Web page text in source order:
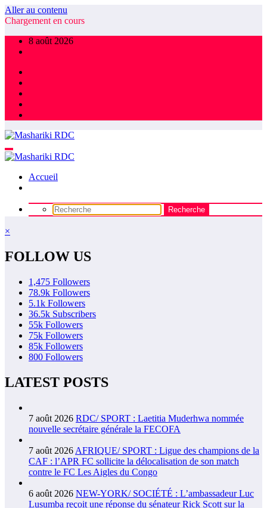
Aller au contenu
Chargement en cours
8 août 2026
Accueil
×
FOLLOW US
1,475 Followers
78.9k Followers
5.1k Followers
36.5k Subscribers
55k Followers
75k Followers
85k Followers
800 Followers
LATEST POSTS
7 août 2026 RDC/ SPORT : Laetitia Muderhwa nommée
nouvelle secrétaire générale la FECOFA
7 août 2026 AFRIQUE/ SPORT : Ligue des champions de la
CAF : l’APR FC sollicite la délocalisation de son match
contre le FC Les Aigles du Congo
6 août 2026 NEW-YORK/ SOCIÉTÉ : L’ambassadeur Luc
Lusumba reçoit une réponse du sénateur Rick Scott sur la